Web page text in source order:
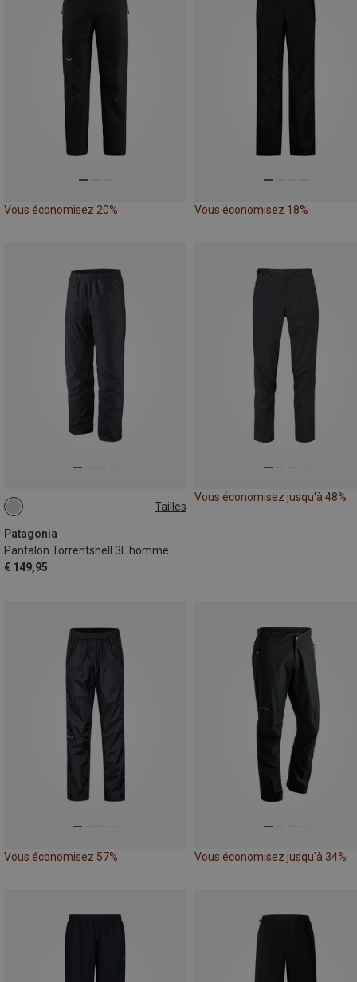
Vous économisez 20% Vous économisez 18%
Tailles
Patagonia
Pantalon Torrentshell 3L homme
€ 149,95
Vous économisez jusqu'à 48%
Vous économisez 57% Vous économisez jusqu'à 34%